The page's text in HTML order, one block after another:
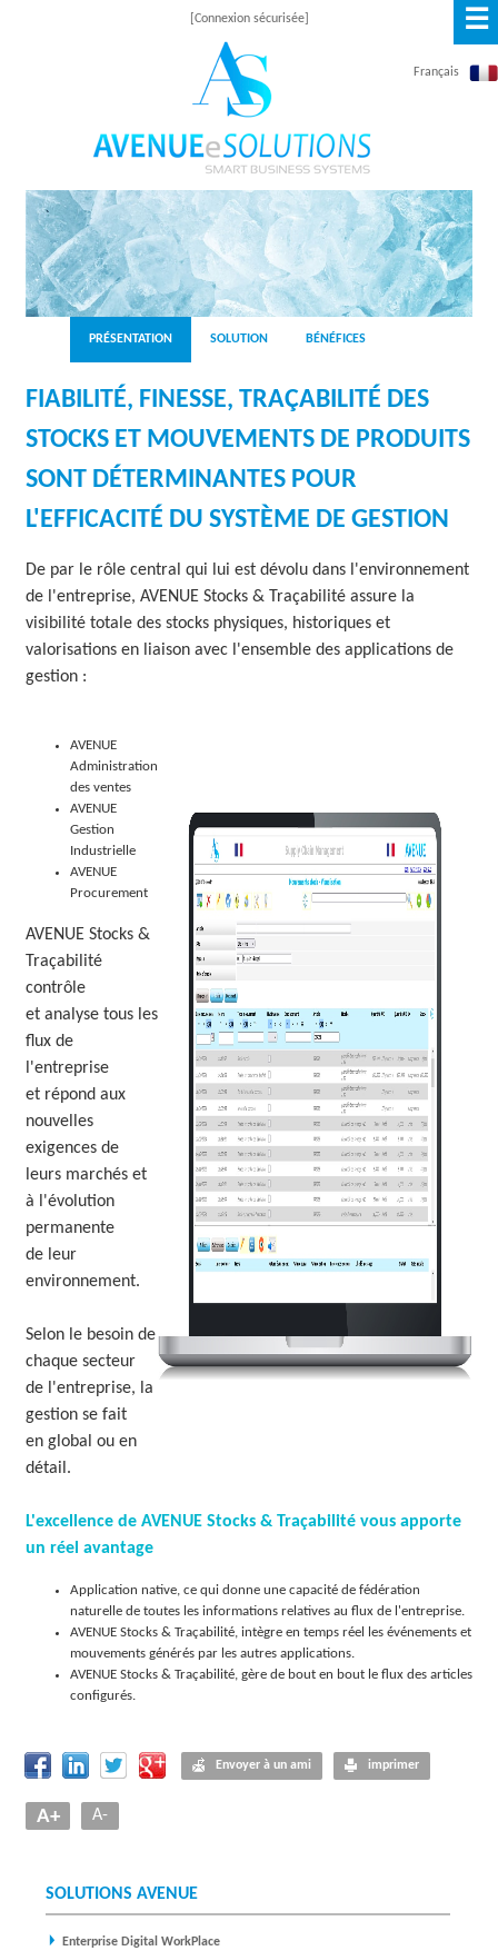
A
V
E
N
U
E
E
S
O
L
U
T
N
S
[Connexion sécurisée]
Français
PRÉSENTATION SOLUTION BÉNÉFICES
FIABILITÉ, FINESSE, TRAÇABILITÉ DES
STOCKS ET MOUVEMENTS DE PRODUITS
SONT DÉTERMINANTES POUR
L'EFFICACITÉ DU SYSTÈME DE GESTION
De par le rôle central qui lui est dévolu dans l'environnement
de l'entreprise, AVENUE Stocks & Traçabilité assure la
visibilité totale des stocks physiques, historiques et
valorisations en liaison avec l'ensemble des applications de
gestion :
AVENUE
Administration
des ventes
AVENUE
Gestion
Industrielle
AVENUE
Procurement
AVENUE Stocks &
Traçabilité
contrôle
et analyse tous les
flux de
l'entreprise
et répond aux
nouvelles
exigences de
leurs marchés et
à l'évolution
permanente
de leur
environnement.
Selon le besoin de
chaque secteur
de l'entreprise, la
gestion se fait
en global ou en
détail.
L'excellence de AVENUE Stocks & Traçabilité vous apporte
un réel avantage
Application native, ce qui donne une capacité de fédération
naturelle de toutes les informations relatives au flux de l'entreprise.
AVENUE Stocks & Traçabilité, intègre en temps réel les événements et
mouvements générés par les autres applications.
AVENUE Stocks & Traçabilité, gère de bout en bout le flux des articles
configurés.
Envoyer à un ami imprimer
A+ A-
SOLUTIONS AVENUE
Enterprise Digital WorkPlace
☰